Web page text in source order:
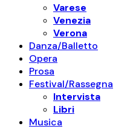
Varese
Venezia
Verona
Danza/Balletto
Opera
Prosa
Festival/Rassegna
Intervista
Libri
Musica